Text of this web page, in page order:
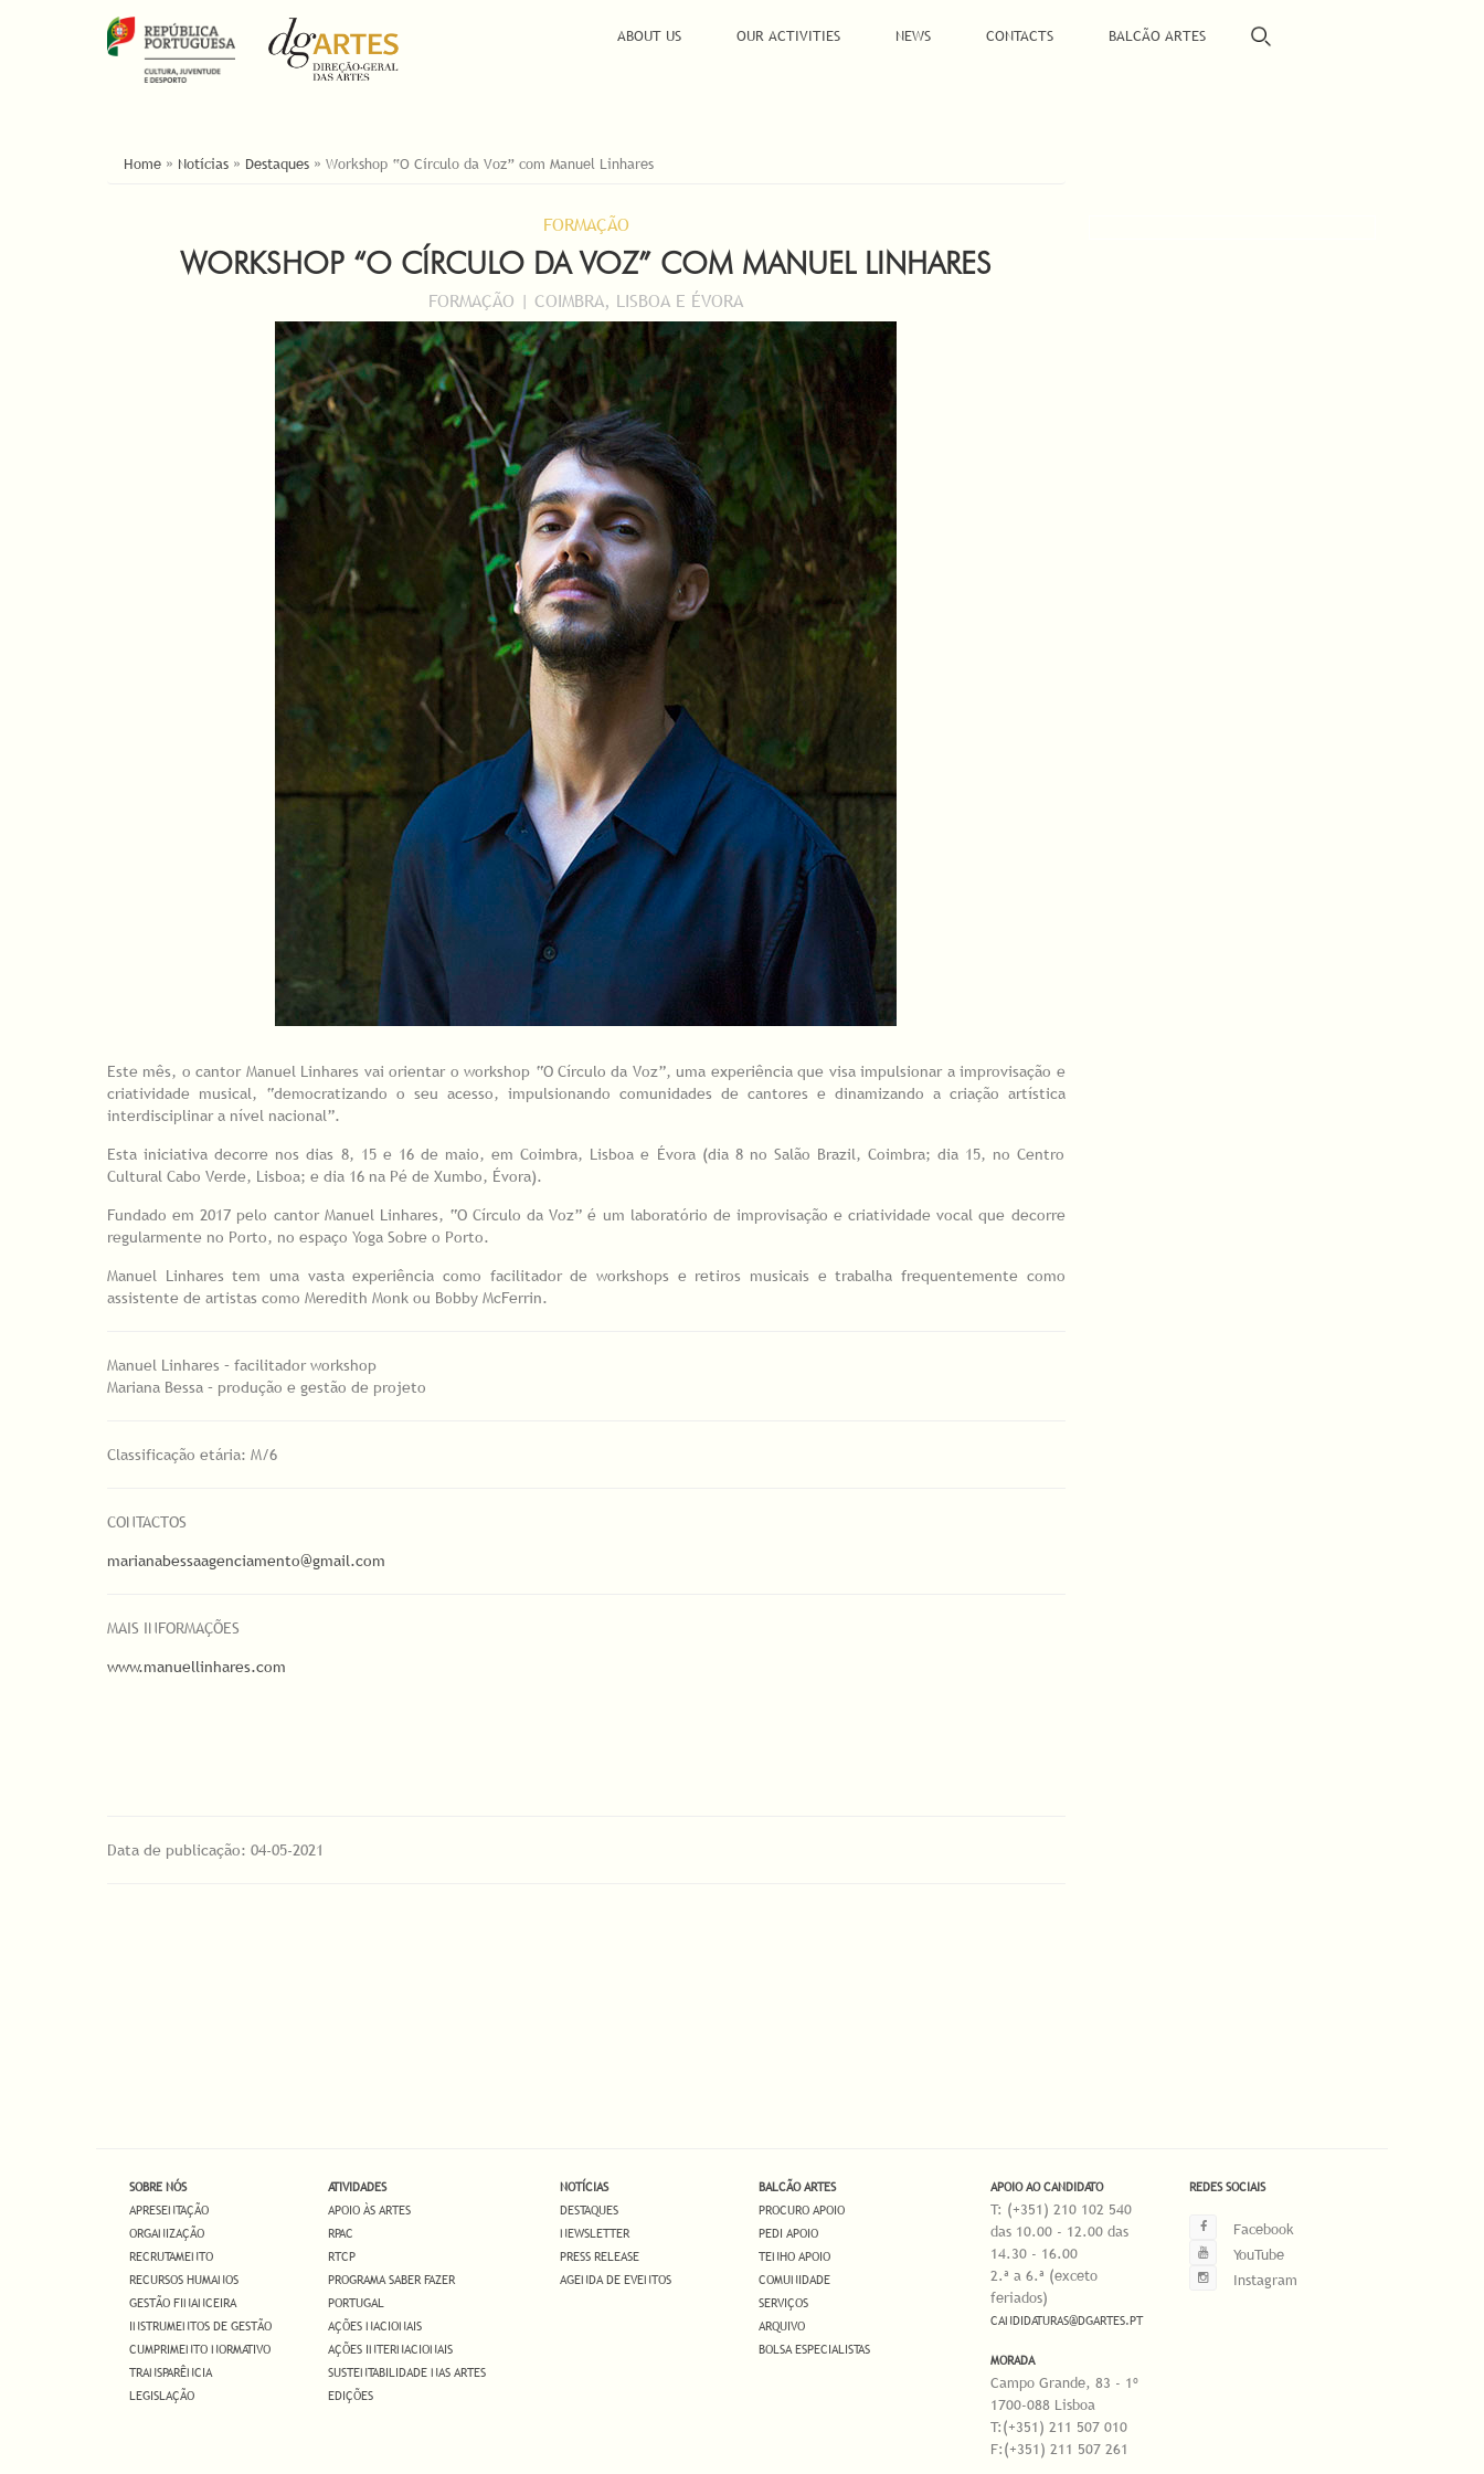
ABOUT US OUR ACTIVITIES NEWS CONTACTS BALCÃO ARTES
YOU ARE HERE
Home » Notícias » Destaques » Workshop “O Círculo da Voz” com Manuel Linhares
FORMAÇÃO
WORKSHOP “O CÍRCULO DA VOZ” COM MANUEL LINHARES
FORMAÇÃO | COIMBRA, LISBOA E ÉVORA
Este mês, o cantor Manuel Linhares vai orientar o workshop “O Círculo da Voz”, uma experiência que visa impulsionar a improvisação e
criatividade musical, “democratizando o seu acesso, impulsionando comunidades de cantores e dinamizando a criação artística
interdisciplinar a nível nacional”.
Esta iniciativa decorre nos dias 8, 15 e 16 de maio, em Coimbra, Lisboa e Évora (dia 8 no Salão Brazil, Coimbra; dia 15, no Centro
Cultural Cabo Verde, Lisboa; e dia 16 na Pé de Xumbo, Évora).
Fundado em 2017 pelo cantor Manuel Linhares, “O Círculo da Voz” é um laboratório de improvisação e criatividade vocal que decorre
regularmente no Porto, no espaço Yoga Sobre o Porto.
Manuel Linhares tem uma vasta experiência como facilitador de workshops e retiros musicais e trabalha frequentemente como
assistente de artistas como Meredith Monk ou Bobby McFerrin.
Manuel Linhares – facilitador workshop
Mariana Bessa – produção e gestão de projeto
Classificação etária: M/6
CONTACTOS
marianabessaagenciamento@gmail.com
MAIS INFORMAÇÕES
www.manuellinhares.com
Data de publicação: 04-05-2021
SOBRE NÓS
APRESENTAÇÃO
ORGANIZAÇÃO
RECRUTAMENTO
RECURSOS HUMANOS
GESTÃO FINANCEIRA
INSTRUMENTOS DE GESTÃO
CUMPRIMENTO NORMATIVO
TRANSPARÊNCIA
LEGISLAÇÃO
ATIVIDADES
APOIO ÀS ARTES
RPAC
RTCP
PROGRAMA SABER FAZER
PORTUGAL
AÇÕES NACIONAIS
AÇÕES INTERNACIONAIS
SUSTENTABILIDADE NAS ARTES
EDIÇÕES
NOTÍCIAS
DESTAQUES
NEWSLETTER
PRESS RELEASE
AGENDA DE EVENTOS
BALCÃO ARTES
PROCURO APOIO
PEDI APOIO
TENHO APOIO
COMUNIDADE
SERVIÇOS
ARQUIVO
BOLSA ESPECIALISTAS
APOIO AO CANDIDATO
T: (+351) 210 102 540
das 10.00 - 12.00 das
14.30 - 16.00
2.ª a 6.ª (exceto
feriados)
CANDIDATURAS@DGARTES.PT
MORADA
Campo Grande, 83 - 1º
1700-088 Lisboa
T:(+351) 211 507 010
F:(+351) 211 507 261
REDES SOCIAIS
Facebook
YouTube
Instagram